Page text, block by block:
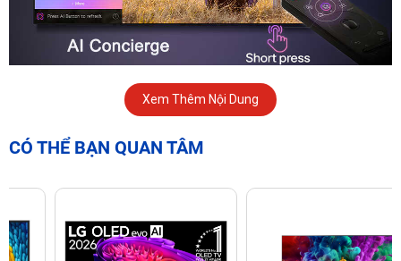
Kích thước lý tưởng cho mọi không gian sống hiện đại
khách, phòng ngủ hoặc căn hộ chung cư với diện tích vừa
phải. Kích thước 55 inch cùng thiết kế tràn viền giúp mở rộng
tầm nhìn và mang đến trải nghiệm hình ảnh cực kỳ ấn tượng
dù bạn đang ở vị trí nào trong phòng.
Xem Thêm Nội Dung
CÓ THỂ BẠN QUAN TÂM